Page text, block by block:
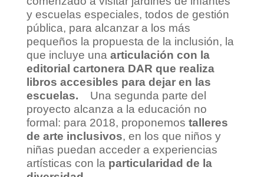
y escuelas especiales, todos de gestión
pública, para alcanzar a los más
pequeños la propuesta de la inclusión, la
que incluye una articulación con la
editorial cartonera DAR que realiza
libros accesibles para dejar en las
escuelas. Una segunda parte del
proyecto alcanza a la educación no
formal: para 2018, proponemos talleres
de arte inclusivos, en los que niños y
niñas puedan acceder a experiencias
artísticas con la particularidad de la